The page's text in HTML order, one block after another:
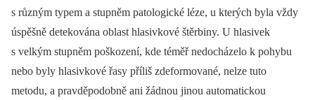
s různým typem a stupněm patologické léze, u kterých byla vždy
úspěšně detekována oblast hlasivkové štěrbiny. U hlasivek
s velkým stupněm poškození, kde téměř nedocházelo k pohybu
nebo byly hlasivkové řasy příliš zdeformované, nelze tuto
metodu, a pravděpodobně ani žádnou jinou automatickou